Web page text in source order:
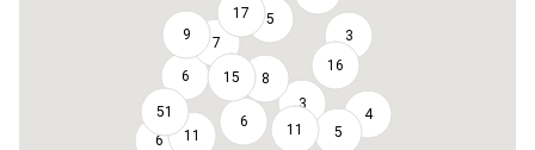
9
51
6
17
6
7
11
15
5
8
6
3
11
16
3
5
4